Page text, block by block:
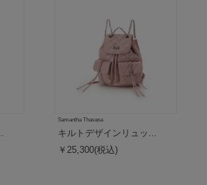
Samantha Thavasa
キルトデザインリュッ...
￥25,300(税込)